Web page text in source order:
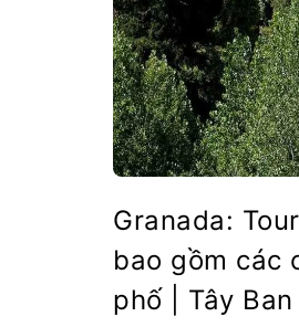
Granada:
bao gồm các
phố | Tây Ban